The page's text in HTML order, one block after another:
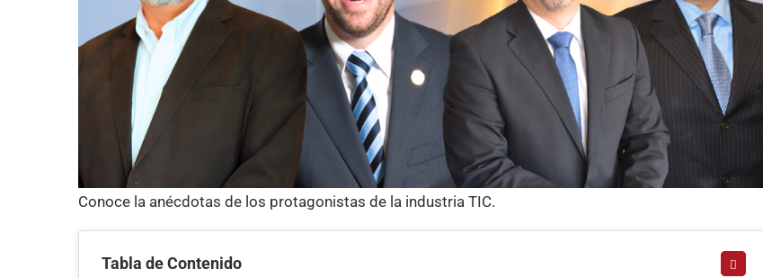
Conoce la anécdotas de los protagonistas de la industria TIC.
Tabla de Contenido